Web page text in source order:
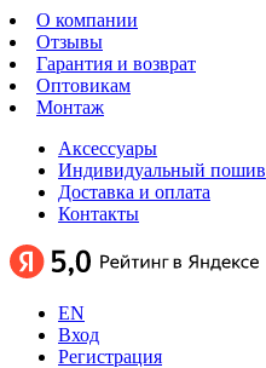
О компании
Отзывы
Гарантия и возврат
Оптовикам
Монтаж
Аксессуары
Индивидуальный пошив
Доставка и оплата
Контакты
EN
Вход
Регистрация